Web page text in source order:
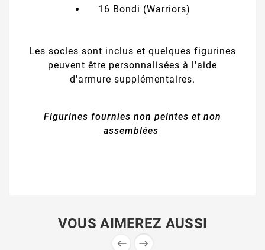
16 Bondi (Warriors)
Les socles sont inclus et quelques figurines
peuvent être personnalisées à l'aide
d'armure supplémentaires.
Figurines fournies non peintes et non
assemblées
VOUS AIMEREZ AUSSI
 